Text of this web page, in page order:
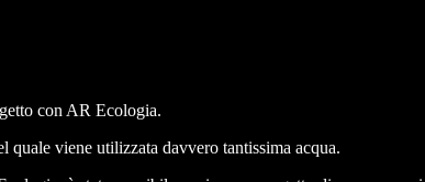
con AR Ecologia.
quale viene utilizzata davvero tantissima acqua.